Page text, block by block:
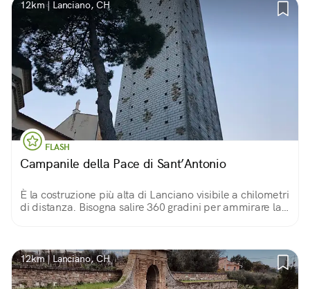
12km | Lanciano, CH
FLASH
Campanile della Pace di Sant’Antonio
È la costruzione più alta di Lanciano visibile a chilometri
di distanza. Bisogna salire 360 gradini per ammirare la
12km | Lanciano, CH